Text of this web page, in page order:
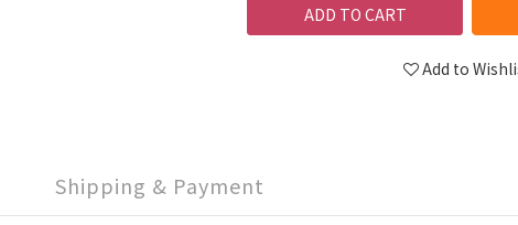
ADD TO CART
Add to
Shipping & Payment